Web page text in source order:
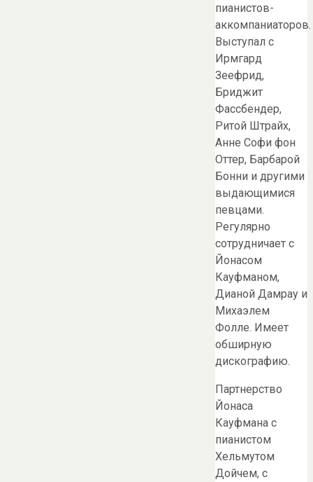
пианистов-
аккомпаниаторов.
Выступал с
Ирмгард
Зеефрид,
Бриджит
Фассбендер,
Ритой Штрайх,
Анне Софи фон
Оттер, Барбарой
Бонни и другими
выдающимися
певцами.
Регулярно
сотрудничает с
Йонасом
Кауфманом,
Дианой Дамрау и
Михаэлем
Фолле. Имеет
обширную
дискографию.
Партнерство
Йонаса
Кауфмана с
пианистом
Хельмутом
Дойчем, с